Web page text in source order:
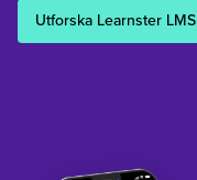
Utforska Learnster LMS